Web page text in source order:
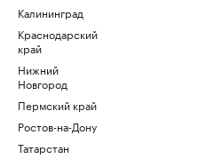
Калининград
Краснодарский
край
Нижний
Новгород
Пермский край
Ростов-на-Дону
Татарстан